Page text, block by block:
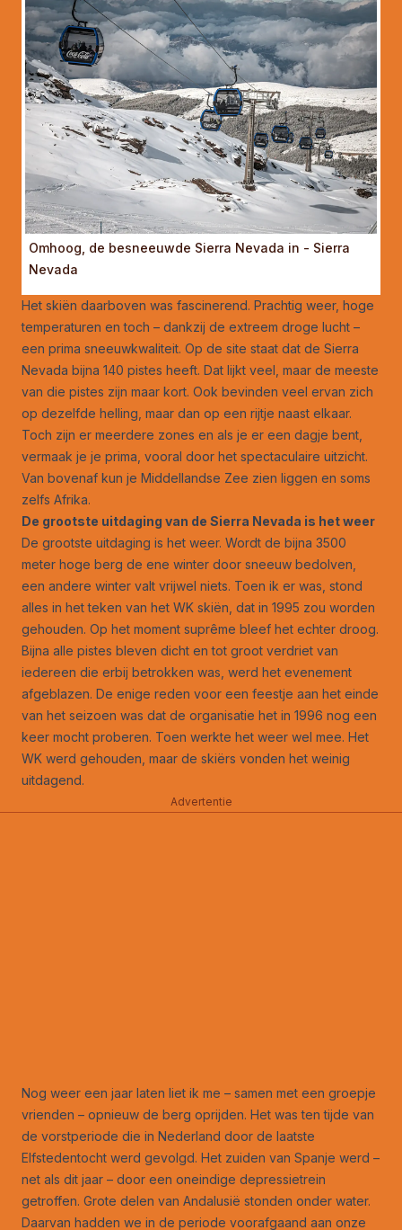
Omhoog, de besneeuwde Sierra Nevada in - Sierra
Nevada
Het skiën daarboven was fascinerend. Prachtig weer, hoge
temperaturen en toch – dankzij de extreem droge lucht –
een prima sneeuwkwaliteit. Op de site staat dat de Sierra
Nevada bijna 140 pistes heeft. Dat lijkt veel, maar de meeste
van die pistes zijn maar kort. Ook bevinden veel ervan zich
op dezelfde helling, maar dan op een rijtje naast elkaar.
Toch zijn er meerdere zones en als je er een dagje bent,
vermaak je je prima, vooral door het spectaculaire uitzicht.
Van bovenaf kun je Middellandse Zee zien liggen en soms
zelfs Afrika.
De grootste uitdaging van de Sierra Nevada is het weer
De grootste uitdaging is het weer. Wordt de bijna 3500
meter hoge berg de ene winter door sneeuw bedolven,
een andere winter valt vrijwel niets. Toen ik er was, stond
alles in het teken van het WK skiën, dat in 1995 zou worden
gehouden. Op het moment suprême bleef het echter droog.
Bijna alle pistes bleven dicht en tot groot verdriet van
iedereen die erbij betrokken was, werd het evenement
afgeblazen. De enige reden voor een feestje aan het einde
van het seizoen was dat de organisatie het in 1996 nog een
keer mocht proberen. Toen werkte het weer wel mee. Het
WK werd gehouden, maar de skiërs vonden het weinig
uitdagend.
Advertentie
Nog weer een jaar laten liet ik me – samen met een groepje
vrienden – opnieuw de berg oprijden. Het was ten tijde van
de vorstperiode die in Nederland door de laatste
Elfstedentocht werd gevolgd. Het zuiden van Spanje werd –
net als dit jaar – door een oneindige depressietrein
getroffen. Grote delen van Andalusië stonden onder water.
Daarvan hadden we in de periode voorafgaand aan onze